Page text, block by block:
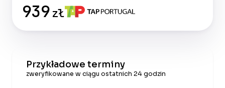
939 zł
Przykładowe terminy
zweryfikowane w ciągu ostatnich 24 godzin